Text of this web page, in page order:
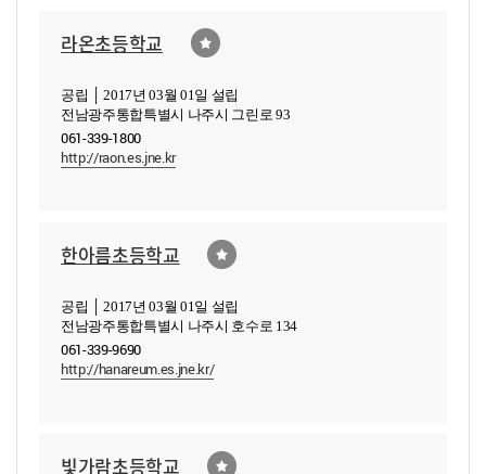
라온초등학교
공립 │ 2017년 03월 01일 설립
전남광주통합특별시 나주시 그린로 93
061-339-1800
http://raon.es.jne.kr
한아름초등학교
공립 │ 2017년 03월 01일 설립
전남광주통합특별시 나주시 호수로 134
061-339-9690
http://hanareum.es.jne.kr/
빛가람초등학교